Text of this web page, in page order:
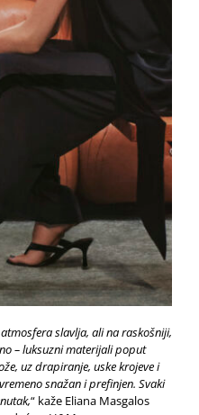
slavlja, ali na raskošniji,
– luksuzni materijali poput
uz drapiranje, uske krojeve i
snažan i prefinjen. Svaki
“ kaže Eliana Masgalos